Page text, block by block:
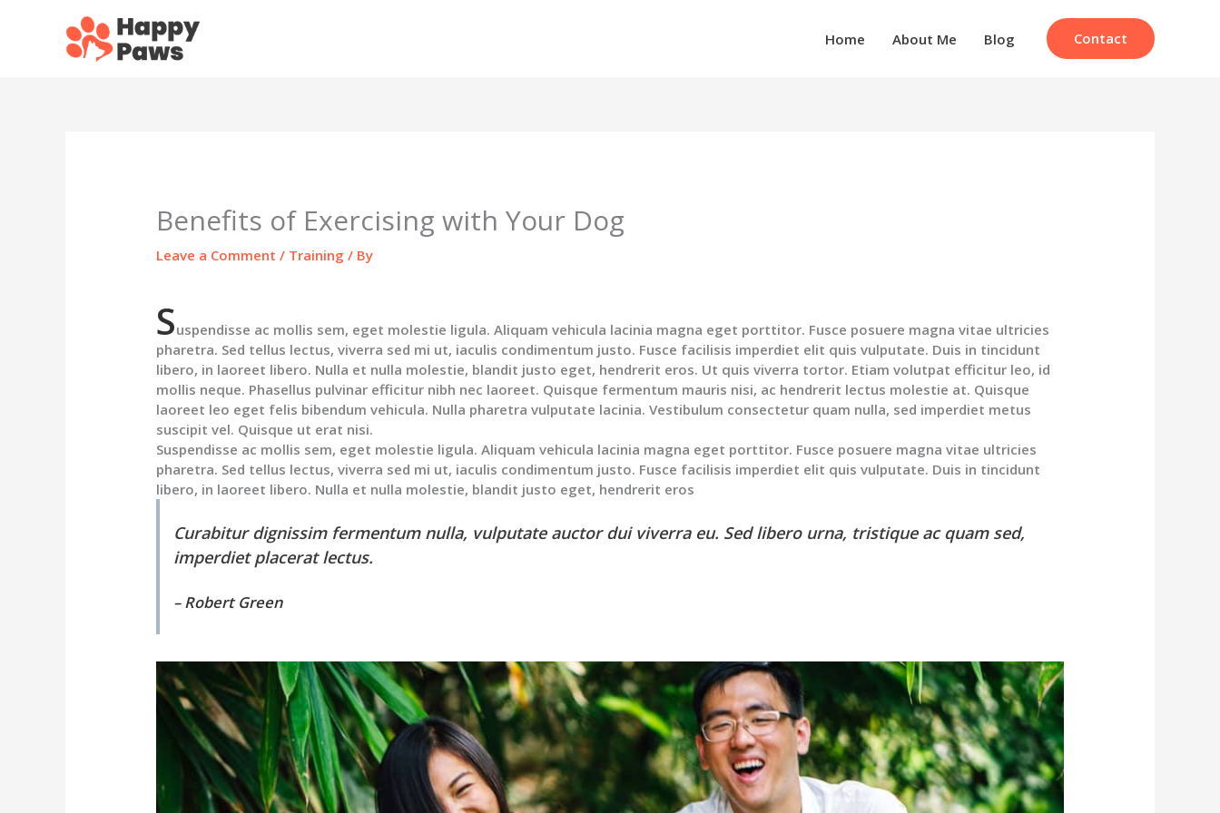
Home About Me Blog Contact
Benefits of Exercising with Your Dog
Leave a Comment / Training / By
Suspendisse ac mollis sem, eget molestie ligula. Aliquam vehicula lacinia magna eget porttitor. Fusce posuere magna vitae ultricies
pharetra. Sed tellus lectus, viverra sed mi ut, iaculis condimentum justo. Fusce facilisis imperdiet elit quis vulputate. Duis in tincidunt
libero, in laoreet libero. Nulla et nulla molestie, blandit justo eget, hendrerit eros. Ut quis viverra tortor. Etiam volutpat efficitur leo, id
mollis neque. Phasellus pulvinar efficitur nibh nec laoreet. Quisque fermentum mauris nisi, ac hendrerit lectus molestie at. Quisque
laoreet leo eget felis bibendum vehicula. Nulla pharetra vulputate lacinia. Vestibulum consectetur quam nulla, sed imperdiet metus
suscipit vel. Quisque ut erat nisi.
Suspendisse ac mollis sem, eget molestie ligula. Aliquam vehicula lacinia magna eget porttitor. Fusce posuere magna vitae ultricies
pharetra. Sed tellus lectus, viverra sed mi ut, iaculis condimentum justo. Fusce facilisis imperdiet elit quis vulputate. Duis in tincidunt
libero, in laoreet libero. Nulla et nulla molestie, blandit justo eget, hendrerit eros
Curabitur dignissim fermentum nulla, vulputate auctor dui viverra eu. Sed libero urna, tristique ac quam sed,
imperdiet placerat lectus.
– Robert Green